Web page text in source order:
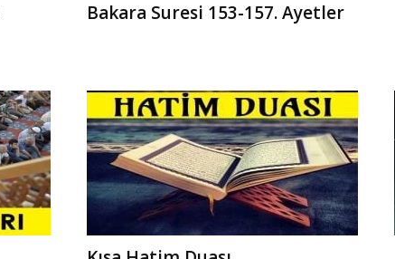
Bakara Suresi 153-157. Ayetler